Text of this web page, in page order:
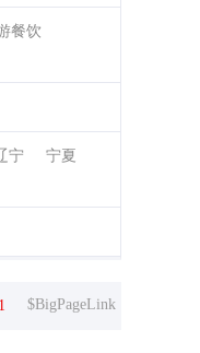
餐饮
宁
宁夏
$BigPageLink